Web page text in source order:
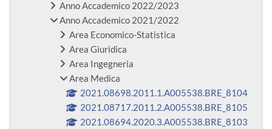
Anno Accademico 2022/2023
Anno Accademico 2021/2022
Area Economico-Statistica
Area Giuridica
Area Ingegneria
Area Medica
2021.08698.2011.1.A005538.BRE_8104
2021.08717.2011.2.A005538.BRE_8105
2021.08694.2020.3.A005538.BRE_8103